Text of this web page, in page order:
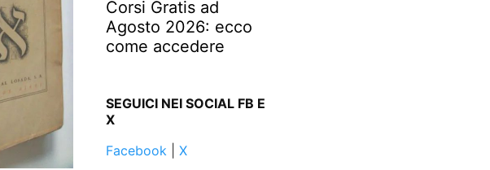
Corsi Gratis ad
Agosto 2026: ecco
come accedere
SEGUICI NEI SOCIAL FB E
X
Facebook| X